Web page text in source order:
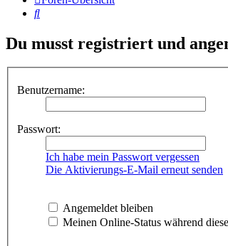
Suche
Du musst registriert und
Benutzername:
Passwort:
Ich habe mein Passwort vergessen
Die Aktivierungs-E-Mail erneut senden
Angemeldet bleiben
Meinen Online-Status während